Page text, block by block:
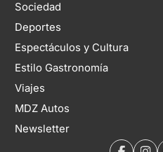
Sociedad
Deportes
Espectáculos y Cultura
Estilo Gastronomía
Viajes
MDZ Autos
Newsletter